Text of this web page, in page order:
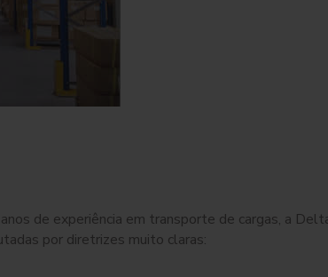
de experiência em transporte de cargas, a
por diretrizes muito claras: